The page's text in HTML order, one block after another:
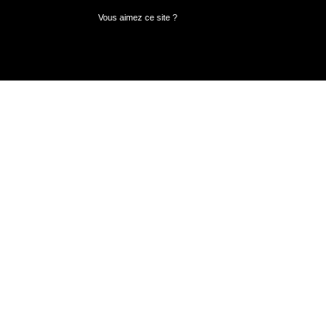
Vous aimez ce site ?